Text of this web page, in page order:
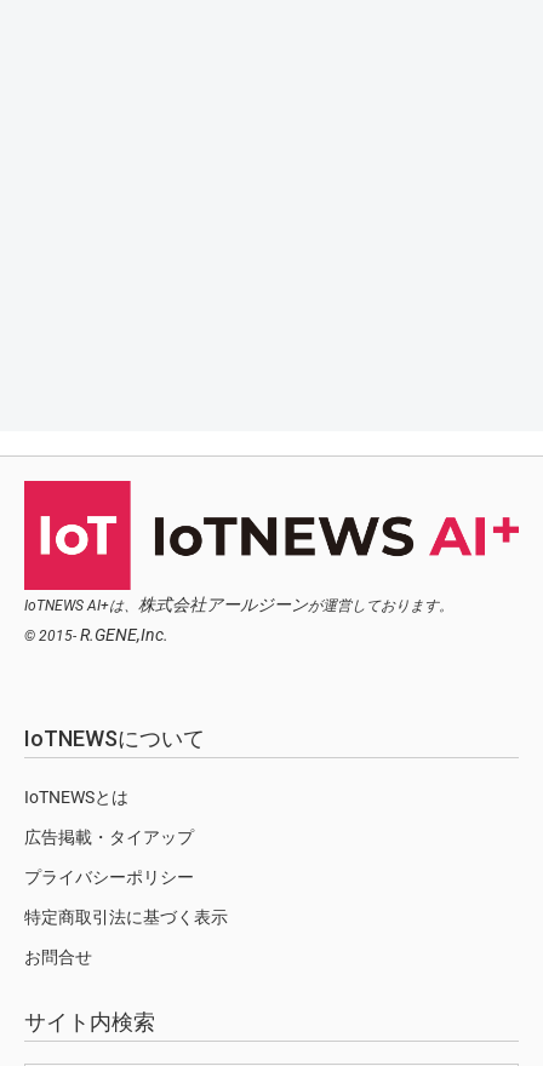
IoTNEWS AI+は、 株式会社アールジーンが運営しております。
© 2015- R.GENE,Inc.
IoTNEWSについて
IoTNEWSとは
広告掲載・タイアップ
プライバシーポリシー
特定商取引法に基づく表示
お問合せ
サイト内検索